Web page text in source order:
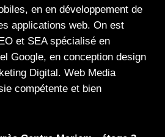
, en en développement de
applications web. On est
et SEAspécialisé en
Google, en conception design
Digital. Web Media
compétente et bien